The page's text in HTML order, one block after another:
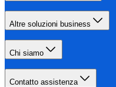
Altre soluzioni business
Chi siamo
Contatto assistenza